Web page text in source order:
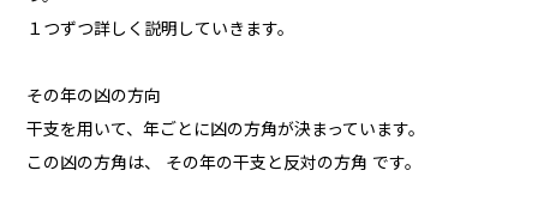
１つずつ詳しく説明していきます。
その年の凶の方向
干支を用いて、年ごとに凶の方角が決まっています。
この凶の方角は、 その年の干支と反対の方角 です。